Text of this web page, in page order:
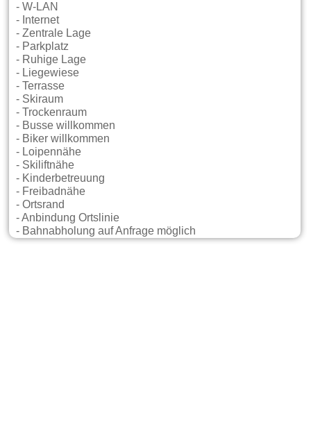
- W-LAN
- Internet
- Zentrale Lage
- Parkplatz
- Ruhige Lage
- Liegewiese
- Terrasse
- Skiraum
- Trockenraum
- Busse willkommen
- Biker willkommen
- Loipennähe
- Skiliftnähe
- Kinderbetreuung
- Freibadnähe
- Ortsrand
- Anbindung Ortslinie
- Bahnabholung auf Anfrage möglich